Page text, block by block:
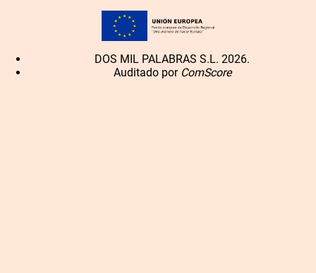
DOS MIL PALABRAS S.L. 2026.
Auditado por ComScore